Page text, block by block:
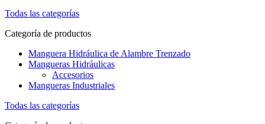
Todas las categorías
Categoría de productos
Manguera Hidráulica de Alambre Trenzado
Mangueras Hidráulicas
Accesorios
Mangueras Industriales
Todas las categorías